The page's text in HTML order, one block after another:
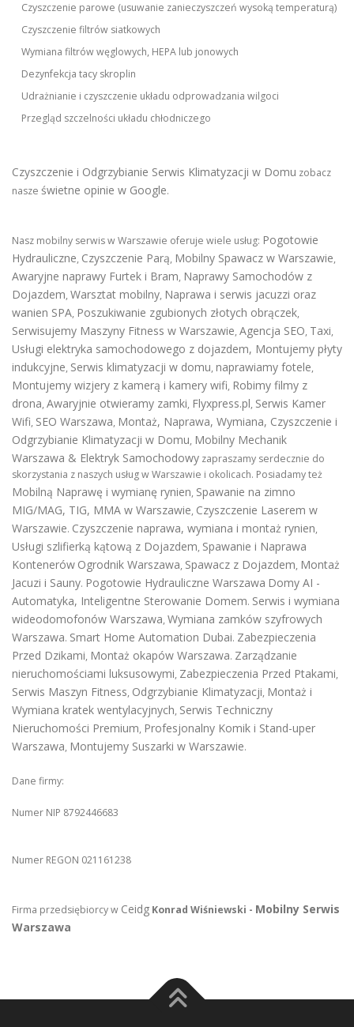
Czyszczenie parowe (usuwanie zanieczyszczeń wysoką temperaturą)
Czyszczenie filtrów siatkowych
Wymiana filtrów węglowych, HEPA lub jonowych
Dezynfekcja tacy skroplin
Udrażnianie i czyszczenie układu odprowadzania wilgoci
Przegląd szczelności układu chłodniczego
Czyszczenie i Odgrzybianie Serwis Klimatyzacji w Domu zobacz
nasze świetne opinie w Google.
Nasz mobilny serwis w Warszawie oferuje wiele usług: Pogotowie
Hydrauliczne, Czyszczenie Parą, Mobilny Spawacz w Warszawie,
Awaryjne naprawy Furtek i Bram, Naprawy Samochodów z
Dojazdem, Warsztat mobilny, Naprawa i serwis jacuzzi oraz
wanien SPA, Poszukiwanie zgubionych złotych obrączek,
Serwisujemy Maszyny Fitness w Warszawie, Agencja SEO, Taxi,
Usługi elektryka samochodowego z dojazdem, Montujemy płyty
indukcyjne, Serwis klimatyzacji w domu, naprawiamy fotele,
Montujemy wizjery z kamerą i kamery wifi, Robimy filmy z
drona, Awaryjnie otwieramy zamki, Flyxpress.pl, Serwis Kamer
Wifi, SEO Warszawa, Montaż, Naprawa, Wymiana, Czyszczenie i
Odgrzybianie Klimatyzacji w Domu, Mobilny Mechanik
Warszawa & Elektryk Samochodowy zapraszamy serdecznie do
skorzystania z naszych usług w Warszawie i okolicach. Posiadamy też
Mobilną Naprawę i wymianę rynien, Spawanie na zimno
MIG/MAG, TIG, MMA w Warszawie, Czyszczenie Laserem w
Warszawie. Czyszczenie naprawa, wymiana i montaż rynien,
Usługi szlifierką kątową z Dojazdem, Spawanie i Naprawa
Kontenerów Ogrodnik Warszawa, Spawacz z Dojazdem, Montaż
Jacuzi i Sauny. Pogotowie Hydrauliczne Warszawa Domy AI -
Automatyka, Inteligentne Sterowanie Domem. Serwis i wymiana
wideodomofonów Warszawa, Wymiana zamków szyfrowych
Warszawa. Smart Home Automation Dubai. Zabezpieczenia
Przed Dzikami, Montaż okapów Warszawa. Zarządzanie
nieruchomościami luksusowymi, Zabezpieczenia Przed Ptakami,
Serwis Maszyn Fitness, Odgrzybianie Klimatyzacji, Montaż i
Wymiana kratek wentylacyjnych, Serwis Techniczny
Nieruchomości Premium, Profesjonalny Komik i Stand-uper
Warszawa, Montujemy Suszarki w Warszawie.
Dane firmy:
Numer NIP 8792446683
Numer REGON 021161238
Firma przedsiębiorcy w Ceidg Konrad Wiśniewski - Mobilny Serwis
Warszawa